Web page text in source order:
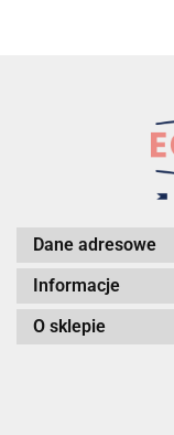
Dane adresowe
Informacje
O sklepie